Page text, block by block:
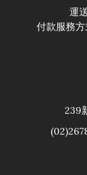
運
付款服務
239